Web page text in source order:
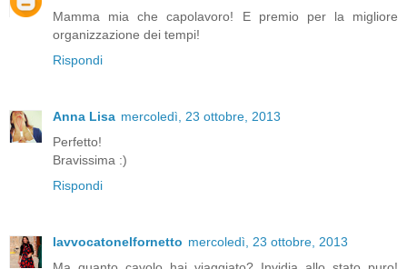
Mamma mia che capolavoro! E premio per la migliore
organizzazione dei tempi!
Rispondi
Anna Lisa mercoledì, 23 ottobre, 2013
Perfetto!
Bravissima :)
Rispondi
lavvocatonelfornetto mercoledì, 23 ottobre, 2013